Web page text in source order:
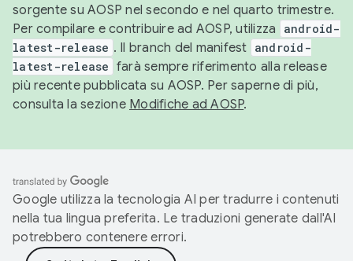
sorgente su AOSP nel secondo e nel quarto trimestre.
Per compilare e contribuire ad AOSP, utilizza
android-
latest-release . Il branch del manifest android-
latest-release farà sempre riferimento alla release
più recente pubblicata su AOSP. Per saperne di più,
consulta la sezione Modifiche ad AOSP.
Google utilizza la tecnologia AI per tradurre i contenuti
nella tua lingua preferita. Le traduzioni generate dall'AI
potrebbero contenere errori.